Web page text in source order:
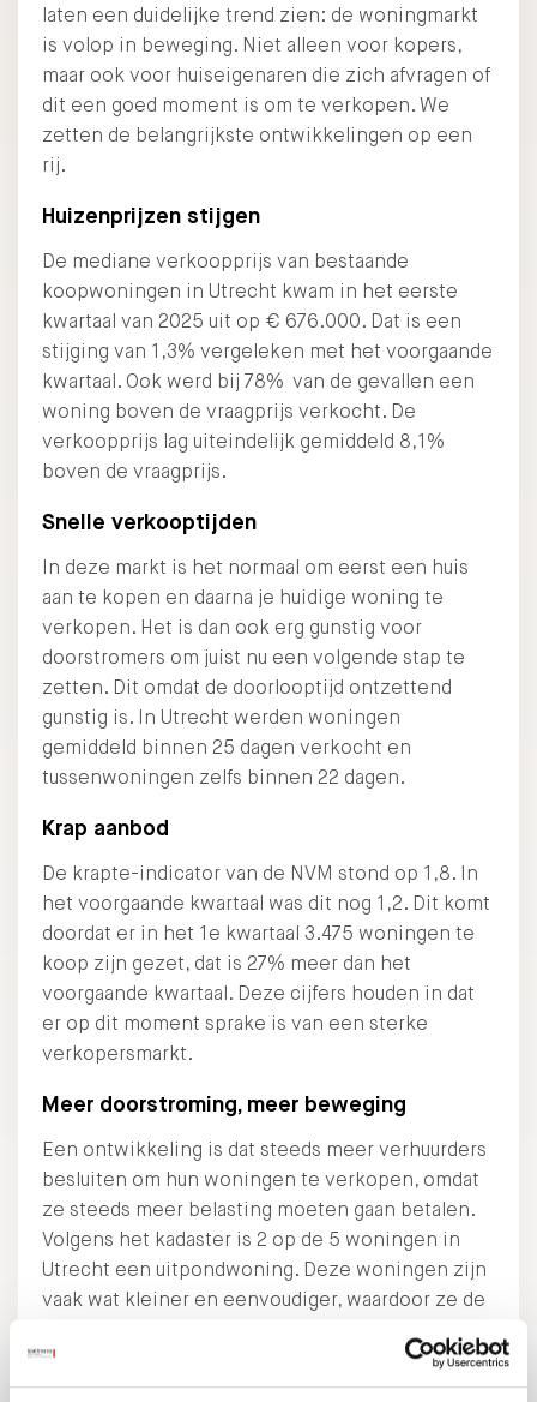
laten een duidelijke trend zien: de woningmarkt
is volop in beweging. Niet alleen voor kopers,
maar ook voor huiseigenaren die zich afvragen of
dit een goed moment is om te verkopen. We
zetten de belangrijkste ontwikkelingen op een
rij.
Huizenprijzen stijgen
De mediane verkoopprijs van bestaande
koopwoningen in Utrecht kwam in het eerste
kwartaal van 2025 uit op € 676.000. Dat is een
stijging van 1,3% vergeleken met het voorgaande
kwartaal. Ook werd bij 78% van de gevallen een
woning boven de vraagprijs verkocht. De
verkoopprijs lag uiteindelijk gemiddeld 8,1%
boven de vraagprijs.
Snelle verkooptijden
In deze markt is het normaal om eerst een huis
aan te kopen en daarna je huidige woning te
verkopen. Het is dan ook erg gunstig voor
doorstromers om juist nu een volgende stap te
zetten. Dit omdat de doorlooptijd ontzettend
gunstig is. In Utrecht werden woningen
gemiddeld binnen 25 dagen verkocht en
tussenwoningen zelfs binnen 22 dagen.
Krap aanbod
De krapte-indicator van de NVM stond op 1,8. In
het voorgaande kwartaal was dit nog 1,2. Dit komt
doordat er in het 1e kwartaal 3.475 woningen te
koop zijn gezet, dat is 27% meer dan het
voorgaande kwartaal. Deze cijfers houden in dat
er op dit moment sprake is van een sterke
verkopersmarkt.
Meer doorstroming, meer beweging
Een ontwikkeling is dat steeds meer verhuurders
besluiten om hun woningen te verkopen, omdat
ze steeds meer belasting moeten gaan betalen.
Volgens het kadaster is 2 op de 5 woningen in
Utrecht een uitpondwoning. Deze woningen zijn
vaak wat kleiner en eenvoudiger, waardoor ze de
koopwoningmarkt biedt dit kansen, maar voor
starters op de huurwoningmarkt wordt de situatie